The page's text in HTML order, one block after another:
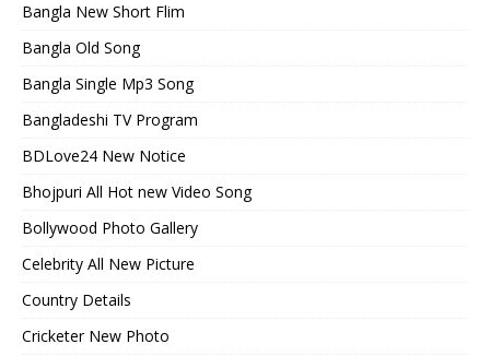
Bangla New Short Flim
Bangla Old Song
Bangla Single Mp3 Song
Bangladeshi TV Program
BDLove24 New Notice
Bhojpuri All Hot new Video Song
Bollywood Photo Gallery
Celebrity All New Picture
Country Details
Cricketer New Photo